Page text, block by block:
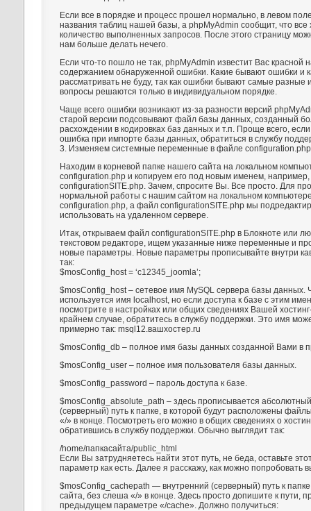
Если все в порядке и процесс прошел нормально, в левом
названия таблиц нашей базы, а phpMyAdmin сообщит, что
количество выполненных запросов. После этого страницу
нам больше делать нечего.
Если что-то пошло не так, phpMyAdmin известит Вас красной
содержанием обнаруженной ошибки. Какие бывают ошибки и
рассматривать не буду, так как ошибки бывают самые разные
вопросы решаются только в индивидуальном порядке.
Чаще всего ошибки возникают из-за разности версий
старой версии подсовывают файл базы данных, созданный
расхождении в кодировках баз данных и т.п. Проще всего,
ошибка при импорте базы данных, обратиться в службу
3. Изменяем системные переменные в файле configuration.php
Находим в корневой папке нашего сайта на локальном
configuration.php и копируем его под новым именем, например,
configurationSITE.php. Зачем, спросите Вы. Все просто. Для
нормальной работы с нашим сайтом на локальном
configuration.php, а файл configurationSITE.php мы
использовать на удаленном сервере.
Итак, открываем файл configurationSITE.php в Блокноте или
текстовом редакторе, ищем указанные ниже переменные и
новые параметры. Новые параметры прописывайте внутри
так:
$mosConfig_host = ‘c12345_joomla’;
$mosConfig_host – сетевое имя MySQL сервера базы данных.
используется имя localhost, но если доступа к базе с этим
посмотрите в настройках или общих сведениях Вашей
крайнем случае, обратитесь в службу поддержки. Это имя
примерно так: msql12.вашхостер.ru
$mosConfig_db – полное имя базы данных созданной Вами в
$mosConfig_user – полное имя пользователя базы данных.
$mosConfig_password – пароль доступа к базе.
$mosConfig_absolute_path – здесь прописывается
(серверный) путь к папке, в которой будут расположены
«/» в конце. Посмотреть его можно в общих сведениях о
обратившись в службу поддержки. Обычно выглядит так:
/home/папкасайта/public_html
Если Вы затрудняетесь найти этот путь, не беда, оставьте
параметр как есть. Далее я расскажу, как можно попробовать
$mosConfig_cachepath — внутренний (серверный) путь к
сайта, без слеша «/» в конце. Здесь просто допишите к пути,
предыдущем параметре «/cache». Должно получиться: